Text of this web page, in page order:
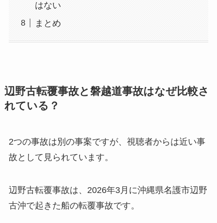
はない
まとめ
辺野古転覆事故と磐越道事故はなぜ比較さ
れている？
2つの事故は別の事案ですが、視聴者からは近い事
故として見られています。
辺野古転覆事故は、2026年3月に沖縄県名護市辺野
古沖で起きた船の転覆事故です。